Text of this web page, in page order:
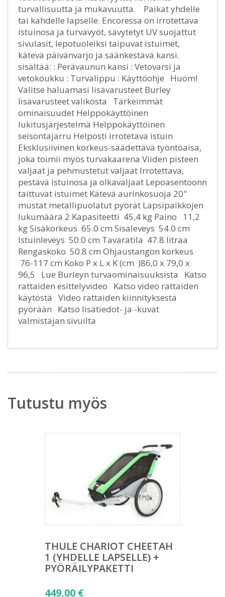
turvallisuutta ja mukavuutta. Paikat yhdelle
tai kahdelle lapselle. Encoressa on irrotettava
istuinosa ja turvavyöt, sävytetyt UV suojattut
sivulasit, lepotuoleiksi taipuvat istuimet,
kätevä päivänvarjo ja säänkestävä kansi.
sisältää: : Perävaunun kansi : Vetovarsi ja
vetokoukku : Turvalippu : Käyttöohje Huom!
Valitse haluamasi lisävarusteet Burley
lisävarusteet valikosta Tärkeimmät
ominaisuudet Helppokäyttöinen
lukitusjärjestelmä Helppokäyttöinen
seisontajarru Helposti irrotetava istuin
Eksklusiivinen korkeus-säädettävä työntöaisa,
joka toimii myös turvakaarena Viiden pisteen
valjaat ja pehmustetut valjaat Irrotettava,
pestävä istuinosa ja olkavaljaat Lepoasentoonn
taittuvat istuimet Kätevä aurinkosuoja 20"
mustat metallipuolatut pyörät Lapsipaikkojen
lukumäärä 2 Kapasiteetti 45,4 kg Paino 11,2
kg Sisäkorkeus 65.0 cm Sisäleveys 54.0 cm
Istuinleveys 50.0 cm Tavaratila 47.8 litraa
Rengaskoko 50.8 cm Ohjaustangon korkeus
76-117 cm Koko P x L x K (cm )86,0 x 79,0 x
96,5 Lue Burleyn turvaominaisuuksista Katso
rattaiden esittelyvideo Katso video rattaiden
käytöstä Video rattaiden kiinnityksestä
pyörään Katso lisätiedot- ja -kuvat
valmistajan sivuilta
Tutustu myös
THULE CHARIOT CHEETAH
1 (YHDELLE LAPSELLE) +
PYÖRÄILYPAKETTI
449,00 €